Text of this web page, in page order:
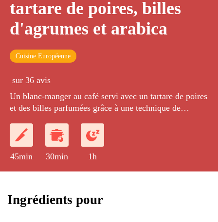
tartare de poires, billes
d'agrumes et arabica
Cuisine Européenne
sur 36 avis
Un blanc-manger au café servi avec un tartare de poires
et des billes parfumées grâce à une technique de
obtenue grâce à des éclats de meringue au café.
45min 30min 1h
Ingrédients pour